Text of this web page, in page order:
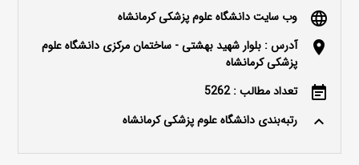
language وب سایت دانشگاه علوم پزشکی کرمانشاه
location_on
آدرس : بلوار شهید بهشتی - ساختمان مرکزی دانشگاه علوم
پزشکی کرمانشاه
event_note تعداد مطالب : 5262
keyboard_arrow_up رتبه‌بندی دانشگاه علوم پزشکی کرمانشاه